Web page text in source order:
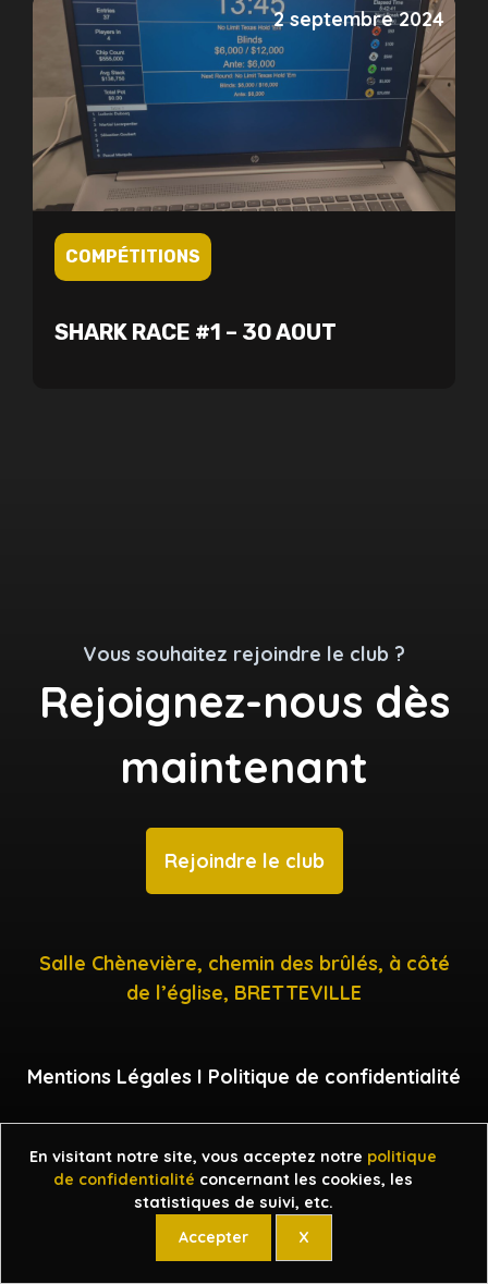
En visitant notre site, vous acceptez notre politique
de confidentialité concernant les cookies, les
statistiques de suivi, etc.
Accepter
X
2 septembre 2024
COMPÉTITIONS
SHARK RACE #1 – 30 AOUT
Vous souhaitez rejoindre le club ?
Rejoignez-nous dès
maintenant
Rejoindre le club
Salle Chènevière, chemin des brûlés, à côté
de l’église, BRETTEVILLE
Mentions Légales I Politique de confidentialité
Copyright ©2026 Bretteville Poker Club.